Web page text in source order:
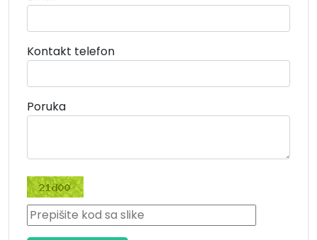
Kontakt telefon
Poruka